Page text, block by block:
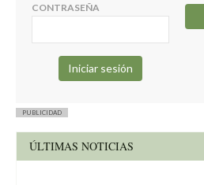
CONTRASEÑA
PUBLICIDAD
ÚLTIMAS NOTICIAS